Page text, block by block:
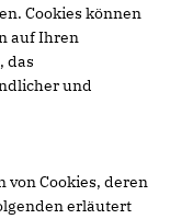
Cookies können
auf Ihren
das
und
von Cookies, deren
erläutert